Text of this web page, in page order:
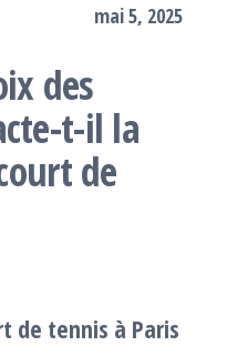
mai 5, 2025
des
t-il la
de
de tennis à Paris